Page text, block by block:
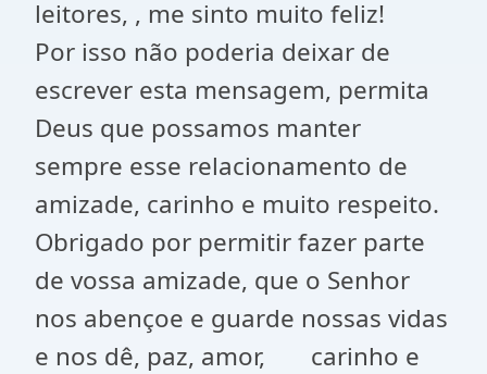
leitores, , me sinto muito feliz!
Por isso não poderia deixar de
escrever esta mensagem, permita
Deus que possamos manter
sempre esse relacionamento de
amizade, carinho e muito respeito.
Obrigado por permitir fazer parte
de vossa amizade, que o Senhor
nos abençoe e guarde nossas vidas
e nos dê, paz, amor, carinho e